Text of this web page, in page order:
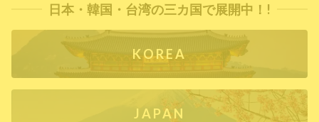
日本・韓国・台湾の三カ国で展開中！!
KOREA
JAPAN